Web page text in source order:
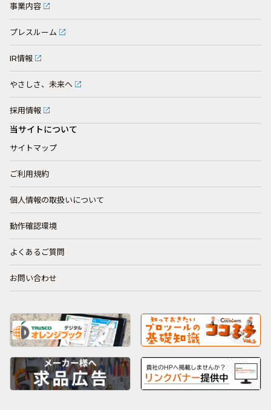
事業内容
プレスルーム
IR情報
やさしさ、未来へ
採用情報
当サイトについて
サイトマップ
ご利用規約
個人情報の取扱いについて
動作確認環境
よくあるご質問
お問い合わせ